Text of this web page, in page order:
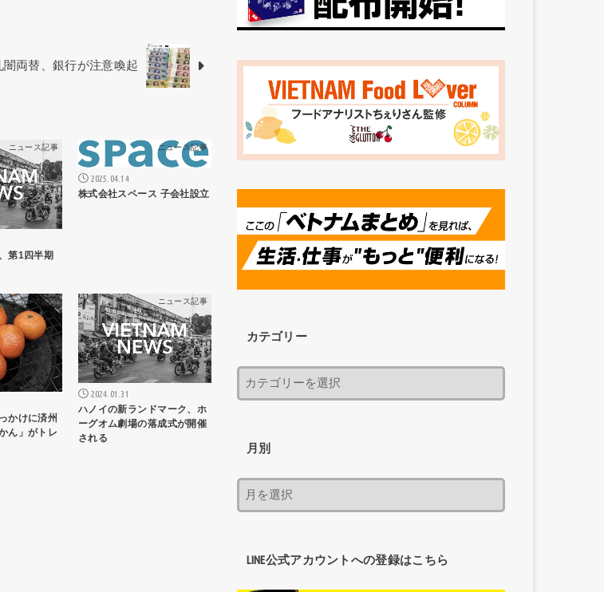
闇両替、銀行が注意喚起
ニュース記事
第1四半期
ニュース記事
2025.04.14
株式会社スペース 子会社設立
ニュース記事
かけに済州
ん」がトレ
ニュース記事
2024.01.31
ハノイの新ランドマーク、ホ
ーグオム劇場の落成式が開催
される
カテゴリー
月別
LINE公式アカウントへの登録はこちら